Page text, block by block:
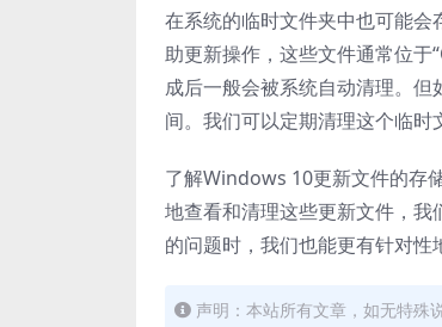
在系统的临时文件夹中也可能
助更新操作，这些文件通常位
成后一般会被系统自动清理。
间。我们可以定期清理这个临时
了解Windows 10更新文件的存
地查看和清理这些更新文件，
的问题时，我们也能更有针对性
声明：本站所有文章，如无特殊